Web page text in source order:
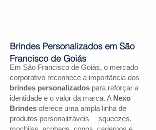
Em São Francisco de Goiás, o mercado
corporativo reconhece a importância dos
brindes personalizados para reforçar a
identidade e o valor da marca. A Nexo
Brindes oferece uma ampla linha de
produtos personalizáveis —squeezes,
Brindes Personalizados em São
Francisco de Goiás